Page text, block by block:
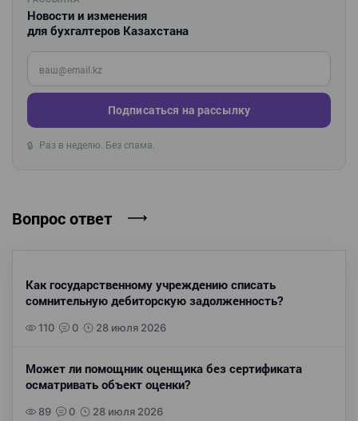
Новости и изменения
для бухгалтеров Казахстана
Введите ваш e-mail
Подписаться на рассылку
🔒 Раз в неделю. Без спама.
Вопрос ответ
Как государственному учреждению списать
сомнительную дебиторскую задолженность?
110 0 28 июля 2026
Может ли помощник оценщика без сертификата
осматривать объект оценки?
89 0 28 июля 2026